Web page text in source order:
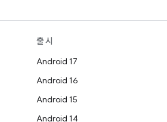
출시
Android 17
Android 16
Android 15
Android 14